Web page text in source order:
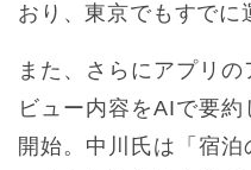
おり、東京でもすでに
また、さらにアプリ
ビュー内容をAIで要
開始。中川氏は「宿